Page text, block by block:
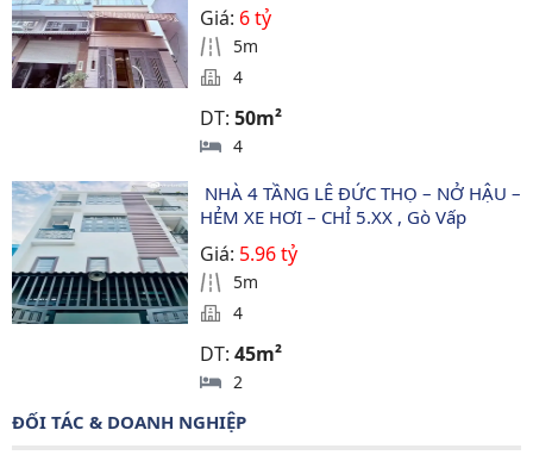
Giá: 6 tỷ
5m
4
DT:50m²
4
HẺM XE HƠI – CHỈ 5.XX , Gò Vấp
Giá: 5.96 tỷ
5m
4
DT:45m²
2
ĐỐI TÁC & DOANH NGHIỆP